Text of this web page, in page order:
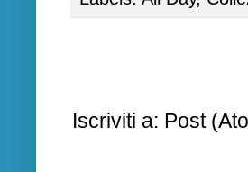
Iscriviti a: Post